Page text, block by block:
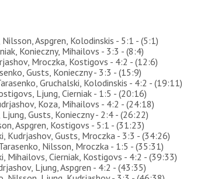
Aspgren, Kolodinskis - 5:1 - (5:1)
Konieczny, Mihailovs - 3:3 - (8:4)
Mroczka, Kostigovs - 4:2 - (12:6)
Gusts, Konieczny - 3:3 - (15:9)
Gruchalski, Kolodinskis - 4:2 - (19:11)
Ljung, Cierniak - 1:5 - (20:16)
Koza, Mihailovs - 4:2 - (24:18)
Gusts, Konieczny - 2:4 - (26:22)
Aspgren, Kostigovs - 5:1 - (31:23)
Kudrjashov, Gusts, Mroczka - 3:3 - (34:26)
Nilsson, Mroczka - 1:5 - (35:31)
Mihailovs, Cierniak, Kostigovs - 4:2 - (39:33)
Ljung, Aspgren - 4:2 - (43:35)